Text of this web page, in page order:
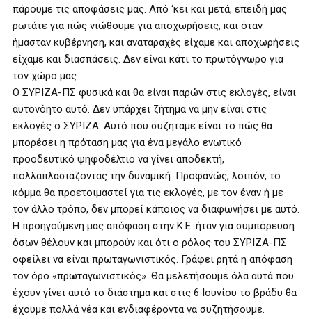
πάρουμε τις αποφάσεις μας. Από ‘κει και μετά, επειδή μας
ρωτάτε για πώς νιώθουμε για αποχωρήσεις, και όταν
ήμασταν κυβέρνηση, και αναταραχές είχαμε και αποχωρήσεις
είχαμε και διασπάσεις. Δεν είναι κάτι το πρωτόγνωρο για
τον χώρο μας.
Ο ΣΥΡΙΖΑ-ΠΣ φυσικά και θα είναι παρών στις εκλογές, είναι
αυτονόητο αυτό. Δεν υπάρχει ζήτημα να μην είναι στις
εκλογές ο ΣΥΡΙΖΑ. Αυτό που συζητάμε είναι το πώς θα
μπορέσει η πρόταση μας για ένα μεγάλο ενωτικό
προοδευτικό ψηφοδέλτιο να γίνει αποδεκτή,
πολλαπλασιάζοντας την δυναμική. Προφανώς, λοιπόν, το
κόμμα θα προετοιμαστεί για τις εκλογές, με τον έναν ή με
τον άλλο τρόπο, δεν μπορεί κάποιος να διαφωνήσει με αυτό.
Η προηγούμενη μας απόφαση στην Κ.Ε. ήταν για συμπόρευση
όσων θέλουν και μπορούν και ότι ο ρόλος του ΣΥΡΙΖΑ-ΠΣ
οφείλει να είναι πρωταγωνιστικός. Γράφει ρητά η απόφαση
τον όρο «πρωταγωνιστικός». Θα μελετήσουμε όλα αυτά που
έχουν γίνει αυτό το διάστημα και στις 6 Ιουνίου το βράδυ θα
έχουμε πολλά νέα και ενδιαφέροντα να συζητήσουμε.